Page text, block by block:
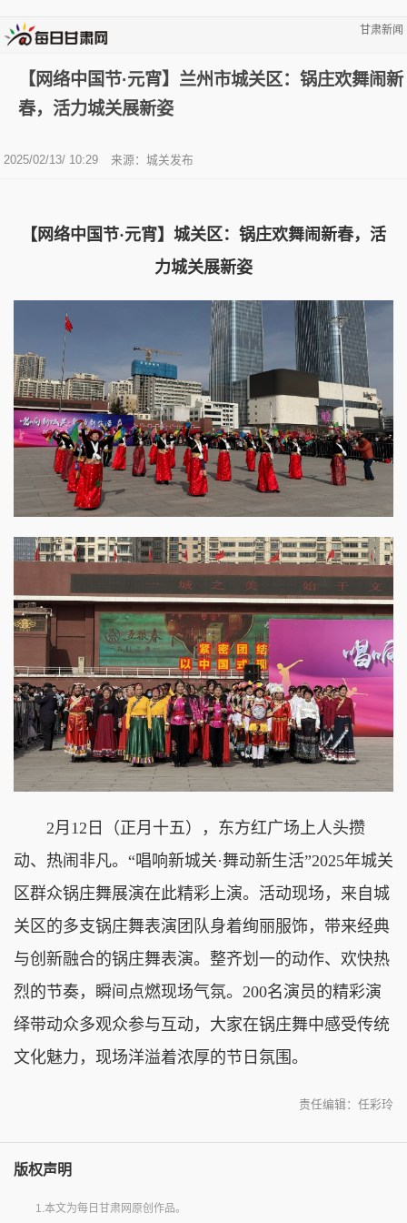
甘肃新闻
【网络中国节·元宵】兰州市城关区：锅庄欢舞闹新
春，活力城关展新姿
2025/02/13/ 10:29 来源：城关发布
【网络中国节·元宵】城关区：锅庄欢舞闹新春，活
力城关展新姿
2月12日（正月十五），东方红广场上人头攒
动、热闹非凡。“唱响新城关·舞动新生活”2025年城关
区群众锅庄舞展演在此精彩上演。活动现场，来自城
关区的多支锅庄舞表演团队身着绚丽服饰，带来经典
与创新融合的锅庄舞表演。整齐划一的动作、欢快热
烈的节奏，瞬间点燃现场气氛。200名演员的精彩演
绎带动众多观众参与互动，大家在锅庄舞中感受传统
文化魅力，现场洋溢着浓厚的节日氛围。
责任编辑：任彩玲
版权声明
1.本文为每日甘肃网原创作品。